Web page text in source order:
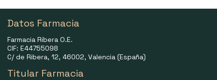
Datos Farmacia
Farmacia Ribera O.E.
CIF: E44755098
C/ de Ribera, 12, 46002, Valencia (España)
Titular Farmacia